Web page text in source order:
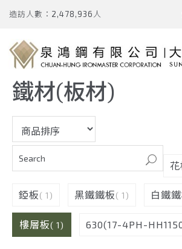
造訪人數：2,478,936人
鐵材(板材)
花
錏板( 1) 黑鐵鐵板( 1) 白鐵
樓層板( 1) 630(17-4PH-